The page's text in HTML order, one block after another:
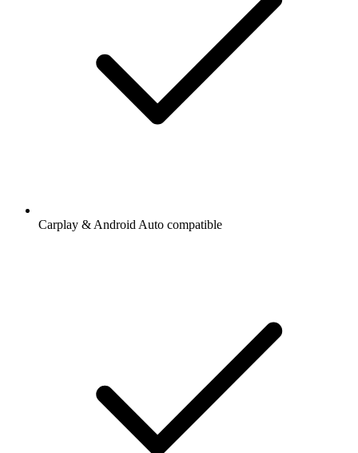
Carplay & Android Auto compatible